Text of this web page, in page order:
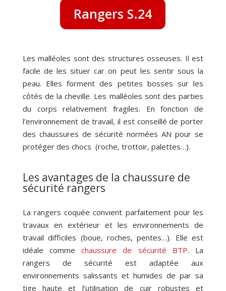
Rangers S.24
Les malléoles sont des structures osseuses. Il est
facile de les situer car on peut les sentir sous la
peau. Elles forment des petites bosses sur les
côtés de la cheville. Les malléoles sont des parties
du corps relativement fragiles. En fonction de
l’environnement de travail, il est conseillé de porter
des chaussures de sécurité normées AN pour se
protéger des chocs (roche, trottoir, palettes…).
Les avantages de la chaussure de
sécurité rangers
La rangers coquée convient parfaitement pour les
travaux en extérieur et les environnements de
travail difficiles (boue, roches, pentes…). Elle est
idéale commechaussure de sécurité BTP. La
rangers de sécurité est adaptée aux
environnements salissants et humides de par sa
tige haute et l’utilisation de cuir robustes et